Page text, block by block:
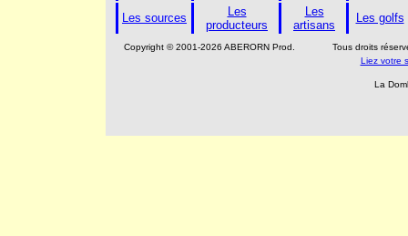
Les sources
Les
producteurs
Les
artisans
Les golfs
Copyright © 2001-2026 ABERORN Prod.
Tous droits
Liez votre
La